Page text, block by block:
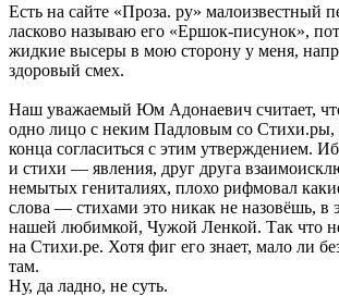
Есть на сайте «Проза. ру» малоизвестный
ласково называю его «Ершок-писунок»,
жидкие высеры в мою сторону у меня,
здоровый смех.
Наш уважаемый Юм Адонаевич считает,
одно лицо с неким Падловым со Стихи.ры,
конца согласиться с этим утверждением.
и стихи — явления, друг друга
немытых гениталиях, плохо рифмовал
слова — стихами это никак не назовёшь, в
нашей любимкой, Чужой Ленкой. Так что
на Стихи.ре. Хотя фиг его знает, мало ли
там.
Ну, да ладно, не суть.